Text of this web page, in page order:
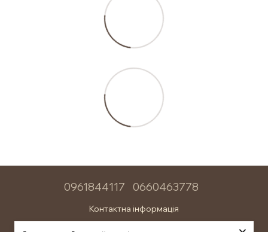
0961844117 0660463778
Контактна інформація